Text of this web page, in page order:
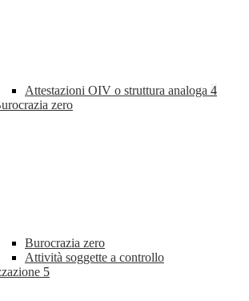
Attestazioni OIV o struttura analoga 4
zero
Burocrazia zero
Attività soggette a controllo
5